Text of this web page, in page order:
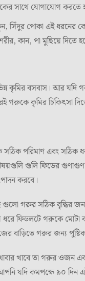
সাথে যোগাযোগ করতে
পোকা এই ধরনের
কান, পা মুছিয়ে দিতে
কৃমির বসবাস। আর
গরুকে কৃমির চিকিৎসা
সঠিক পরিমাণ এবং
গুলি ফিডের গুণাগুণ
করবে।
গুলো গরুর সঠিক বৃদ্ধির
ফিডলটে গরুকে মোটা
বাড়িতে গরুর জন্য
খাবে তা গরুর ওজন
যদি কমপক্ষে ৯০ দিন